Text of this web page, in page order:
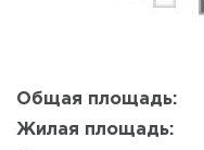
Общая площадь:
Жилая площадь: